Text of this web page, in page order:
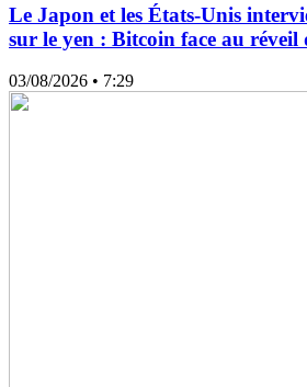
Le Japon et les États-Unis
sur le yen : Bitcoin face au
03/08/2026 • 7:29